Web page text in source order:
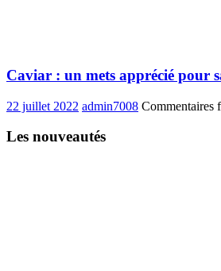
Caviar : un mets apprécié pour
22 juillet 2022 admin7008 Commentaires
Les nouveautés